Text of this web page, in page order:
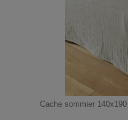
Cache sommier